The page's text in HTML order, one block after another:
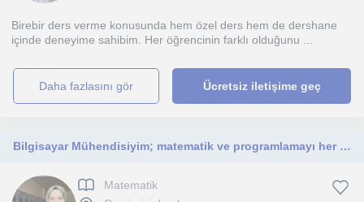
Birebir ders verme konusunda hem özel ders hem de dershane
içinde deneyime sahibim. Her öğrencinin farklı olduğunu ...
daha fazlasını gör Ücretsiz iletişime geç
Bilgisayar Mühendisiyim; matematik ve programlamayı her seviyedeki öğrencilere sabırla, anlaşılır ve etkili öğretiyorum.
Matematik